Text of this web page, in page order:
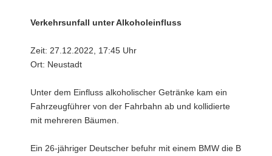
Verkehrsunfall unter Alkoholeinfluss
Zeit: 27.12.2022, 17:45 Uhr
Ort: Neustadt
Unter dem Einfluss alkoholischer Getränke kam ein
Fahrzeugführer von der Fahrbahn ab und kollidierte
mit mehreren Bäumen.
Ein 26-jähriger Deutscher befuhr mit einem BMW die B